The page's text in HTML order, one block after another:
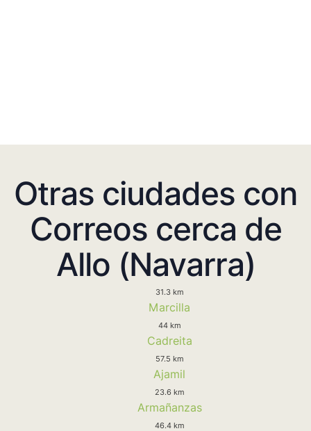
Otras ciudades con
Correos cerca de
Allo (Navarra)
31.3 km
Marcilla
44 km
Cadreita
57.5 km
Ajamil
23.6 km
Armañanzas
46.4 km